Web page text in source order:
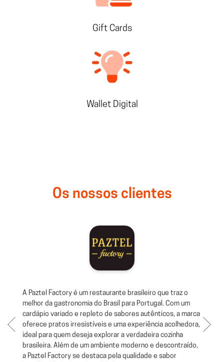
Gift Cards
Wallet Digital
Os nossos clientes
A Paztel Factory é um restaurante brasileiro que traz o
melhor da gastronomia do Brasil para Portugal. Com um
cardápio variado e repleto de sabores autênticos, a marca
oferece pratos irresistíveis e uma experiência acolhedora,
ideal para quem deseja explorar a verdadeira cozinha
brasileira. Além de um ambiente moderno e descontraído,
a Paztel Factory se destaca pela qualidade e sabor